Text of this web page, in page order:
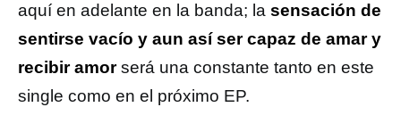
aquí en adelante en la banda; la sensación de
sentirse vacío y aun así ser capaz de amar y
recibir amorserá una constante tanto en este
single como en el próximo EP.